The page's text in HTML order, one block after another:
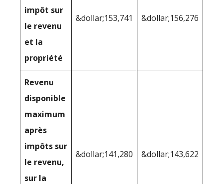
impôt sur
le revenu
et la
propriété
&dollar;153,741 &dollar;156,276
Revenu
disponible
maximum
après
impôts sur
le revenu,
sur la
&dollar;141,280 &dollar;143,622